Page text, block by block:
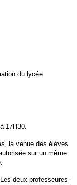
du lycée.
17H30.
la venue des élèves
sur un même
deux professeures-